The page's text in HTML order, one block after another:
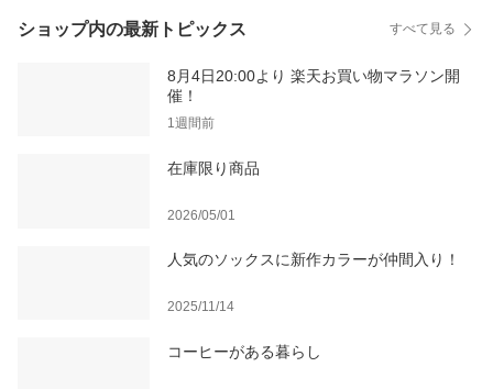
ショップ内の最新トピックス すべて見る
8月4日20:00より 楽天お買い物マラソン開
催！
1週間前
在庫限り商品
2026/05/01
人気のソックスに新作カラーが仲間入り！
2025/11/14
コーヒーがある暮らし